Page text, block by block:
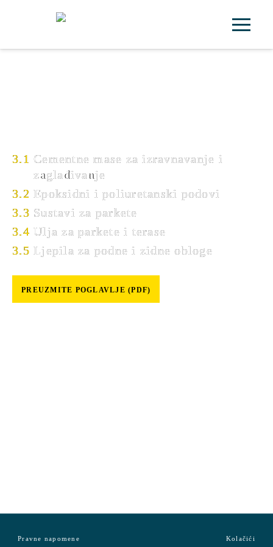
3.1 Cementne mase za izravnavanje i
zaglađivanje
3.2 Epoksidni i poliuretanski podovi
3.3 Sustavi za parkete
3.4 Ulja za parkete i terase
3.5 Ljepila za podne i zidne obloge
PREUZMITE POGLAVLJE (PDF)
Pravne napomene Kolačići